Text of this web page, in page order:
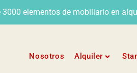
3000 elementos de mobiliario en
Nosotros Alquiler